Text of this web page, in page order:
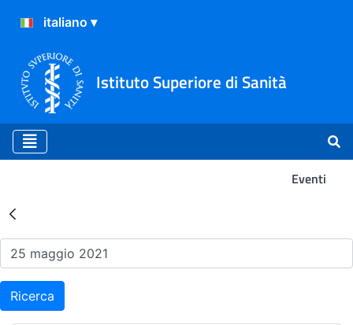
Istituto Superiore di Sanità
Eventi
Risultati della Ricerca -
Ricerca